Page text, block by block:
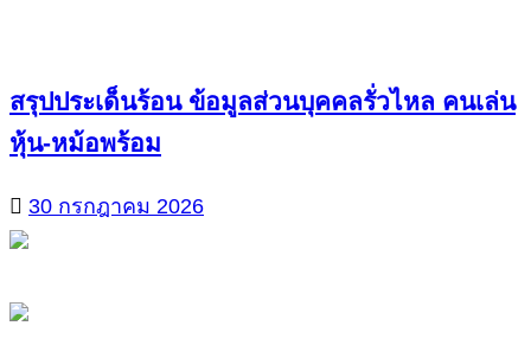
สรุปประเด็นร้อน ข้อมูลส่วนบุคคลรั่วไหล คนเล่น
หุ้น-หม้อพร้อม
30 กรกฎาคม 2026